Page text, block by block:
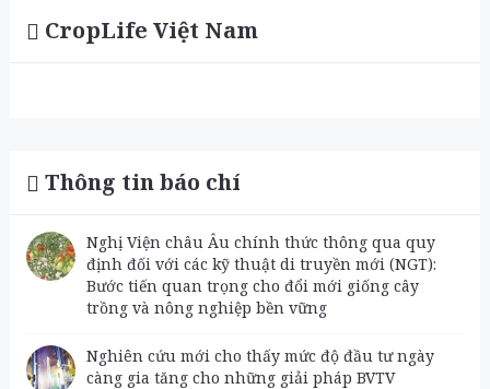
CropLife Việt Nam
Thông tin báo chí
Nghị Viện châu Âu chính thức thông qua quy
định đối với các kỹ thuật di truyền mới (NGT):
Bước tiến quan trọng cho đổi mới giống cây
trồng và nông nghiệp bền vững
Nghiên cứu mới cho thấy mức độ đầu tư ngày
càng gia tăng cho những giải pháp BVTV